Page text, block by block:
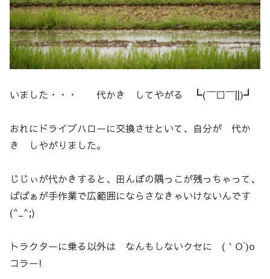
いました・・・ 代かき してやがる ┗(￣□￣||)┛
おれにドライブハローに交換させといて、自分が 代か
き しやがりました。
じじぃが代かきすると、田んぼの隅っこが残っちゃって、
ばばぁが手作業で広範囲にならさなきゃいけないんです
(^_^;)
トラクターに乗る以外は なんもしないクセに (｀O´)o
コラー!